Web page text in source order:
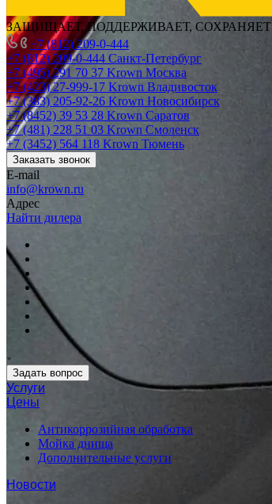
ЗАЩИЩАЕТ, ПОДДЕРЖИВАЕТ, СОХРАНЯЕТ
+7 (812) 209-0-444
+7 (812) 209-0-444 Санкт-Петербург
+7 (495) 291 70 37 Krown Москва
+7 (423) 27-999-17 Krown Владивосток
+7 (383) 205-92-26 Krown Новосибирск
+7 (8452) 39 53 28 Krown Саратов
+7 (481) 228 51 03 Krown Смоленск
+7 (3452) 564 118 Krown Тюмень
Заказать звонок
E-mail
info@krown.ru
Адрес
Найти дилера
Задать вопрос
Услуги
Цены
Антикоррозийная обработка
Мойка днища
Дополнительные услуги
Новости